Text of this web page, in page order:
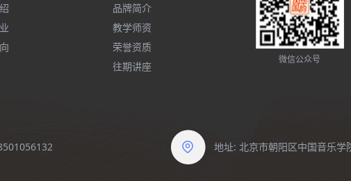
品牌简介
教学师资
荣誉资质
往期讲座
微信公众号
地址: 北京市朝阳区中国音乐学